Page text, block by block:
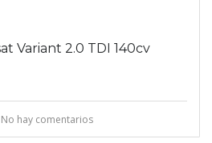
Variant 2.0 TDI 140cv
No hay comentarios